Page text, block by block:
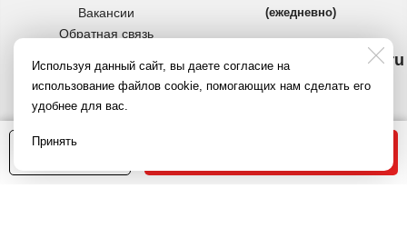
Вакансии
Обратная связь
коробок
Вопросы и ответы
Полезное на Яндекс.Дзен
(ежедневно)
info@pereezdmarket.ru
Общая почта для клиентов
buh@pereezdmarket.ru
бухгалтерии
Используя данный сайт, вы даете согласие на
использование файлов cookie, помогающих нам сделать его
удобнее для вас.
Принять